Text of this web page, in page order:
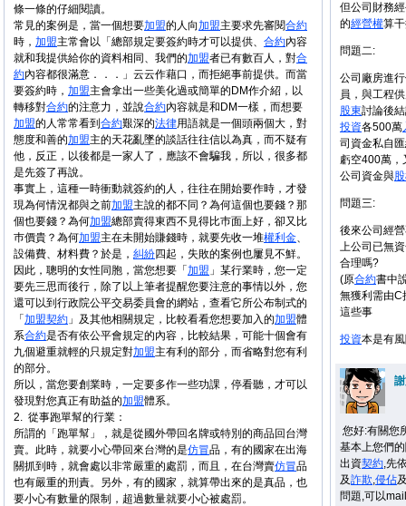
條一條的仔細閱讀。
常見的案例是，當一個想要加盟的人向加盟主要求先審閱合約
時， 加盟主常會以「總部規定要簽約時才可以提供、 合約內容
就和我提供給你的資料相同、我們的加盟者已有數百人，對合
約內容都很滿意．．．」云云作藉口，而拒絕事前提供。而當
要簽約時， 加盟主會拿出一些美化過或簡單的DM作介紹，以
轉移對合約的注意力，並說合約內容就是和DM一樣，而想要
加盟的人常常看到 合約艱深的法律用語就是一個頭兩個大，對
態度和善的加盟主的天花亂墜的談話往往信以為真，而不疑有
他，反正，以後都是一家人了，應該不會騙我，所以，很多都
是先簽了再說。
事實上，這種一時衝動就簽約的人，往往在開始要作時，才發
現為何情況都與之前加盟主說的都不同？為何這個也要錢？那
個也要錢？為何加盟總部賣得東西不見得比巿面上好，卻又比
巿價貴？為何加盟主在未開始賺錢時，就要先收一堆權利金、
設備費、材料費？於是， 糾紛四起，失敗的案例也屢見不鮮。
因此，聰明的女性同胞，當您想要「 加盟 」某行業時，您一定
要先三思而後行，除了以上筆者提醒您要注意的事情以外，您
還可以到行政院公平交易委員會的網站，查看它所公布制式的
「 加盟契約 」及其他相關規定，比較看看您想要加入的加盟體
系合約是否有依公平會規定的內容，比較結果，可能十個會有
九個避重就輕的只規定對加盟主有利的部分，而省略對您有利
的部分。
所以，當您要創業時，一定要多作一些功課，停看聽，才可以
發現對您真正有助益的加盟體系。
2. 從事跑單幫的行業：
所謂的「跑單幫」，就是從國外帶回名牌或特別的商品回台灣
賣。此時，就要小心帶回來台灣的是仿冒品，有的國家在出海
關抓到時，就會處以非常嚴重的處罰，而且，在台灣賣仿冒品
也有嚴重的刑責。另外，有的國家，就算帶出來的是真品，也
要小心有數量的限制，超過數量就要小心被處罰。
但公司財務
的經營權算
問題二:
公司廠房進
員，與工程
股東討論後
投資各500萬
司資金私自
虧空400萬，
公司資金與
問題三:
後來公司經
上公司已無
合理嗎?
(原合約書中
無獲利需由C
這些事
投資本是有
您好:有關您
基本上您們
出資契約,先
及詐欺,侵佔
問題,可以